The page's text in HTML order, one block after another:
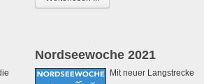
Nordseewoche 2021
Mit neuer Langstrecke